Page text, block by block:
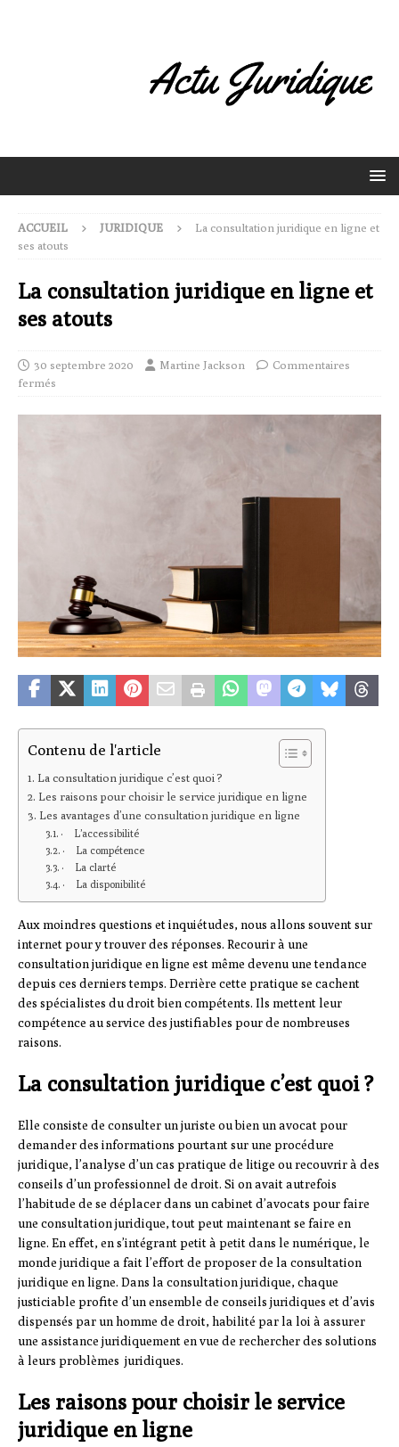
ACCUEIL JURIDIQUE
La consultation juridique en ligne et
ses atouts
La consultation juridique en ligne et
ses atouts
30 septembre 2020 Martine Jackson
Commentaires
fermés
Contenu de l'article
La consultation juridique c’est quoi ?
Les raisons pour choisir le service juridique en ligne
Les avantages d’une consultation juridique en ligne
· L’accessibilité
· La compétence
· La clarté
· La disponibilité
Aux moindres questions et inquiétudes, nous allons souvent sur
internet pour y trouver des réponses. Recourir à une
consultation juridique en ligne est même devenu une tendance
depuis ces derniers temps. Derrière cette pratique se cachent
des spécialistes du droit bien compétents. Ils mettent leur
compétence au service des justifiables pour de nombreuses
raisons.
La consultation juridique c’est quoi ?
Elle consiste de consulter un juriste ou bien un avocat pour
demander des informations pourtant sur une procédure
juridique, l’analyse d’un cas pratique de litige ou recouvrir à des
conseils d’un professionnel de droit. Si on avait autrefois
l’habitude de se déplacer dans un cabinet d’avocats pour faire
une consultation juridique, tout peut maintenant se faire en
ligne. En effet, en s’intégrant petit à petit dans le numérique, le
monde juridique a fait l’effort de proposer de la consultation
juridique en ligne. Dans la consultation juridique, chaque
justiciable profite d’un ensemble de conseils juridiques et d’avis
dispensés par un homme de droit, habilité par la loi à assurer
une assistance juridiquement en vue de rechercher des solutions
à leurs problèmes juridiques.
Les raisons pour choisir le service
juridique en ligne